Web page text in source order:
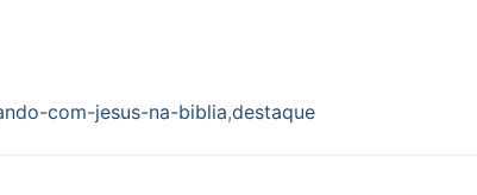
com-jesus-na-biblia,destaque